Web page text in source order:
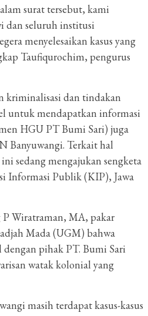
surat tersebut, kami
dan seluruh institusi
menyelesaikan kasus yang
Taufiqurochim, pengurus
kriminalisasi dan tindakan
untuk mendapatkan informasi
HGU PT Bumi Sari) juga
Banyuwangi. Terkait hal
sedang mengajukan sengketa
Informasi Publik (KIP), Jawa
Wiratraman, MA, pakar
Mada (UGM) bahwa
pihak PT. Bumi Sari
watak kolonial yang
masih terdapat kasus-kasus